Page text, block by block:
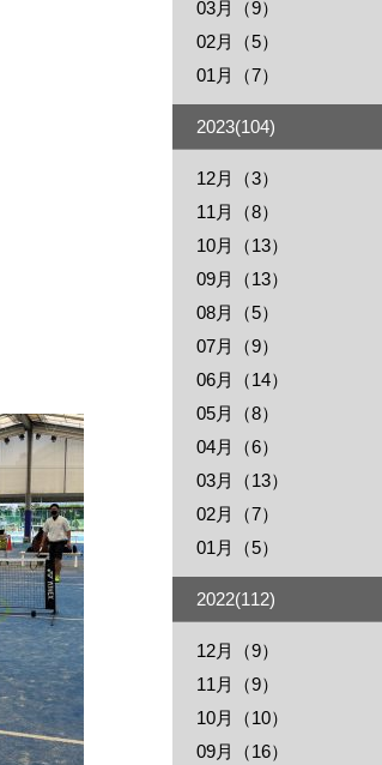
03月（9）
02月（5）
01月（7）
2023(104)
12月（3）
11月（8）
10月（13）
09月（13）
08月（5）
07月（9）
06月（14）
05月（8）
04月（6）
03月（13）
02月（7）
01月（5）
2022(112)
12月（9）
11月（9）
10月（10）
09月（16）